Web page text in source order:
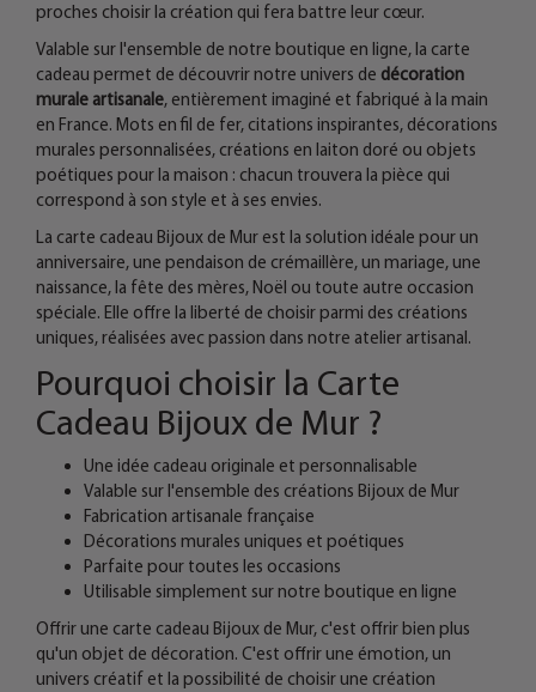
proches choisir la création qui fera battre leur cœur.
Valable sur l'ensemble de notre boutique en ligne, la carte
cadeau permet de découvrir notre univers de décoration
murale artisanale, entièrement imaginé et fabriqué à la main
en France. Mots en fil de fer, citations inspirantes, décorations
murales personnalisées, créations en laiton doré ou objets
poétiques pour la maison : chacun trouvera la pièce qui
correspond à son style et à ses envies.
La carte cadeau Bijoux de Mur est la solution idéale pour un
anniversaire, une pendaison de crémaillère, un mariage, une
naissance, la fête des mères, Noël ou toute autre occasion
spéciale. Elle offre la liberté de choisir parmi des créations
uniques, réalisées avec passion dans notre atelier artisanal.
Pourquoi choisir la Carte
Cadeau Bijoux de Mur ?
Une idée cadeau originale et personnalisable
Valable sur l'ensemble des créations Bijoux de Mur
Fabrication artisanale française
Décorations murales uniques et poétiques
Parfaite pour toutes les occasions
Utilisable simplement sur notre boutique en ligne
Offrir une carte cadeau Bijoux de Mur, c'est offrir bien plus
qu'un objet de décoration. C'est offrir une émotion, un
univers créatif et la possibilité de choisir une création